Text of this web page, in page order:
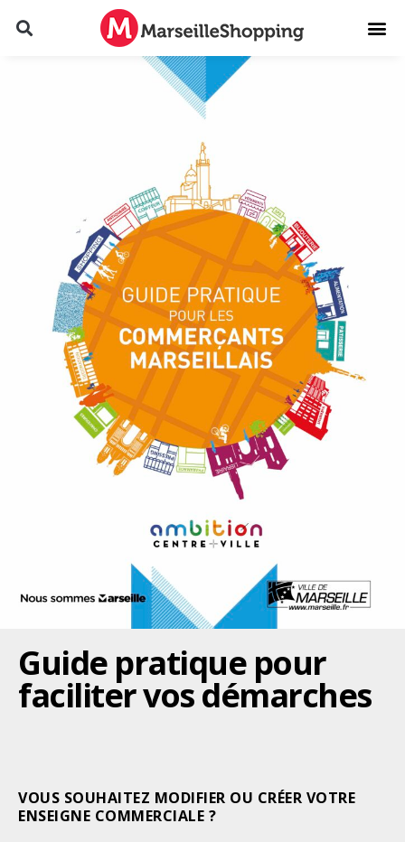
Guide pratique pour
faciliter vos démarches
VOUS SOUHAITEZ MODIFIER OU CRÉER VOTRE
ENSEIGNE COMMERCIALE ?